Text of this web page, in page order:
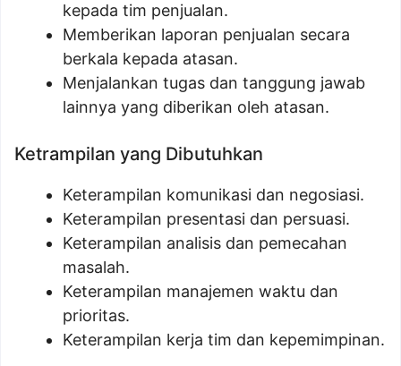
kepada tim penjualan.
Memberikan laporan penjualan secara
berkala kepada atasan.
Menjalankan tugas dan tanggung jawab
lainnya yang diberikan oleh atasan.
Ketrampilan yang Dibutuhkan
Keterampilan komunikasi dan negosiasi.
Keterampilan presentasi dan persuasi.
Keterampilan analisis dan pemecahan
masalah.
Keterampilan manajemen waktu dan
prioritas.
Keterampilan kerja tim dan kepemimpinan.